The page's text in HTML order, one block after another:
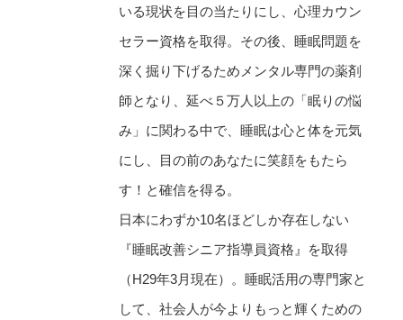
いる現状を目の当たりにし、心理カウン
セラー資格を取得。その後、睡眠問題を
深く掘り下げるためメンタル専門の薬剤
師となり、延べ５万人以上の「眠りの悩
み」に関わる中で、睡眠は心と体を元気
にし、目の前のあなたに笑顔をもたら
す！と確信を得る。
日本にわずか10名ほどしか存在しない
『睡眠改善シニア指導員資格』を取得
（H29年3月現在）。睡眠活用の専門家と
して、社会人が今よりもっと輝くための